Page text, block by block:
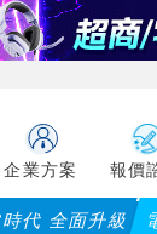
企業方案 報價
代 全面升級